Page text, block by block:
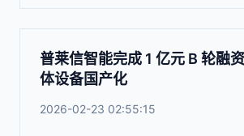
普莱信智能完成 1 亿元 B 轮融
体设备国产化
2026-02-23 02:55:15